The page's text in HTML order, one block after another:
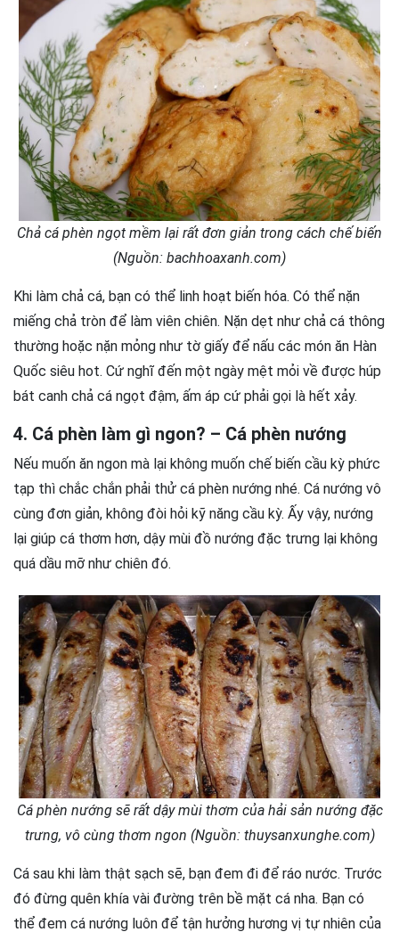
Chả cá phèn ngọt mềm lại rất đơn giản trong cách chế biến
(Nguồn: bachhoaxanh.com)
Khi làm chả cá, bạn có thể linh hoạt biến hóa. Có thể nặn
miếng chả tròn để làm viên chiên. Nặn dẹt như chả cá thông
thường hoặc nặn mỏng như tờ giấy để nấu các món ăn Hàn
Quốc siêu hot. Cứ nghĩ đến một ngày mệt mỏi về được húp
bát canh chả cá ngọt đậm, ấm áp cứ phải gọi là hết xảy.
4. Cá phèn làm gì ngon? – Cá phèn nướng
Nếu muốn ăn ngon mà lại không muốn chế biến cầu kỳ phức
tạp thì chắc chắn phải thử cá phèn nướng nhé. Cá nướng vô
cùng đơn giản, không đòi hỏi kỹ năng cầu kỳ. Ấy vậy, nướng
lại giúp cá thơm hơn, dậy mùi đồ nướng đặc trưng lại không
quá dầu mỡ như chiên đó.
Cá phèn nướng sẽ rất dậy mùi thơm của hải sản nướng đặc
trưng, vô cùng thơm ngon (Nguồn: thuysanxunghe.com)
Cá sau khi làm thật sạch sẽ, bạn đem đi để ráo nước. Trước
đó đừng quên khía vài đường trên bề mặt cá nha. Bạn có
thể đem cá nướng luôn để tận hưởng hương vị tự nhiên của